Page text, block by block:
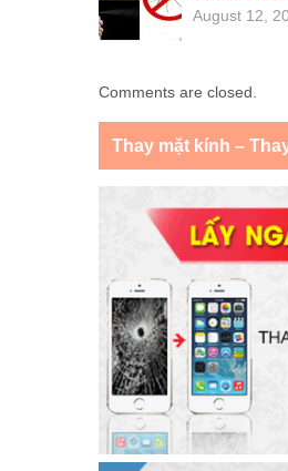
August 12,
Comments are closed.
Thay mặt kính –